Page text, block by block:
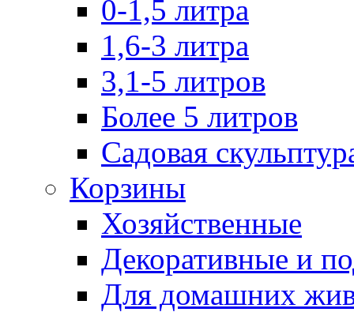
0-1,5 литра
1,6-3 литра
3,1-5 литров
Более 5 литров
Садовая
Корзины
Хозяйственные
Декоративные и
Для домашних